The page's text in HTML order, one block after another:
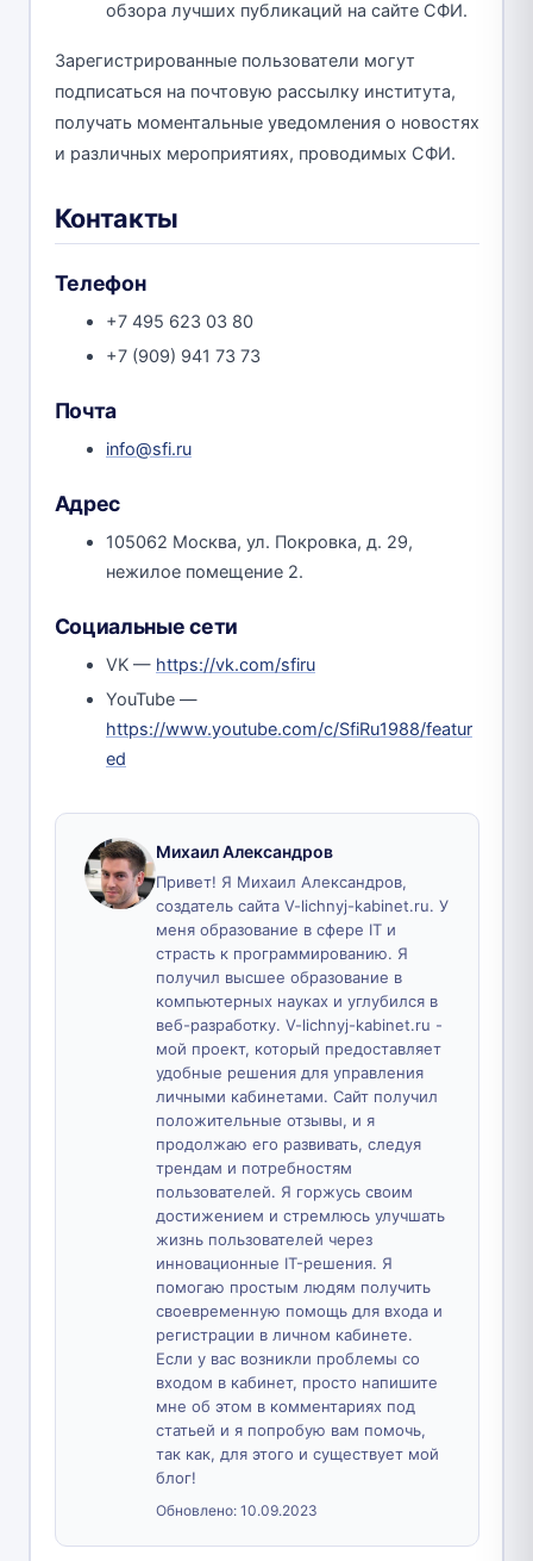
обзора лучших публикаций на сайте СФИ.
Зарегистрированные пользователи могут
подписаться на почтовую рассылку института,
получать моментальные уведомления о новостях
и различных мероприятиях, проводимых СФИ.
Контакты
Телефон
+7 495 623 03 80
+7 (909) 941 73 73
Почта
info@sfi.ru
Адрес
105062 Москва, ул. Покровка, д. 29,
нежилое помещение 2.
Социальные сети
VK — https://vk.com/sfiru
YouTube —
https://www.youtube.com/c/SfiRu1988/featur
ed
Михаил Александров
Привет! Я Михаил Александров,
создатель сайта V-lichnyj-kabinet.ru. У
меня образование в сфере IT и
страсть к программированию. Я
получил высшее образование в
компьютерных науках и углубился в
веб-разработку. V-lichnyj-kabinet.ru -
мой проект, который предоставляет
удобные решения для управления
личными кабинетами. Сайт получил
положительные отзывы, и я
продолжаю его развивать, следуя
трендам и потребностям
пользователей. Я горжусь своим
достижением и стремлюсь улучшать
жизнь пользователей через
инновационные IT-решения. Я
помогаю простым людям получить
своевременную помощь для входа и
регистрации в личном кабинете.
Если у вас возникли проблемы со
входом в кабинет, просто напишите
мне об этом в комментариях под
статьей и я попробую вам помочь,
так как, для этого и существует мой
блог!
Обновлено: 10.09.2023